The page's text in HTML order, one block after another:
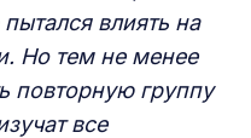
влиять на
Но тем не менее
повторную группу
все